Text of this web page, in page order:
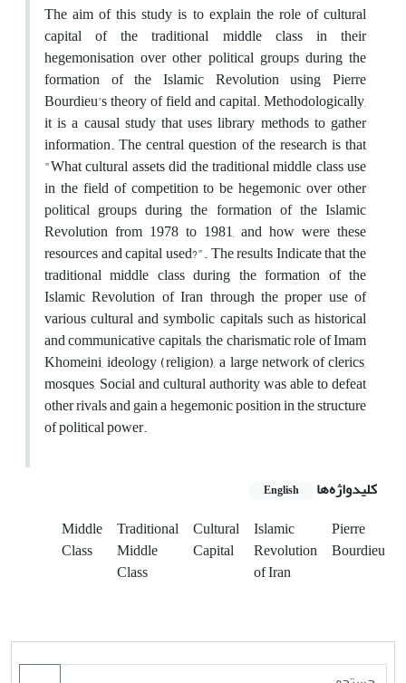
The aim of this study is to explain the role of cultural
capital of the traditional middle class in their
hegemonisation over other political groups during the
formation of the Islamic Revolution using Pierre
Bourdieu's theory of field and capital. Methodologically,
it is a causal study that uses library methods to gather
information. The central question of the research is that
"What cultural assets did the traditional middle class use
in the field of competition to be hegemonic over other
political groups during the formation of the Islamic
Revolution from 1978 to 1981, and how were these
resources and capital used?". The results Indicate that the
traditional middle class during the formation of the
Islamic Revolution of Iran through the proper use of
various cultural and symbolic capitals such as historical
and communicative capitals, the charismatic role of Imam
Khomeini, ideology (religion), a large network of clerics,
mosques, Social and cultural authority was able to defeat
other rivals and gain a hegemonic position in the structure
of political power.
کلیدواژه‌ها English
Middle
Class
Traditional
Middle
Class
Cultural
Capital
Islamic
Revolution
of Iran
Pierre
Bourdieu